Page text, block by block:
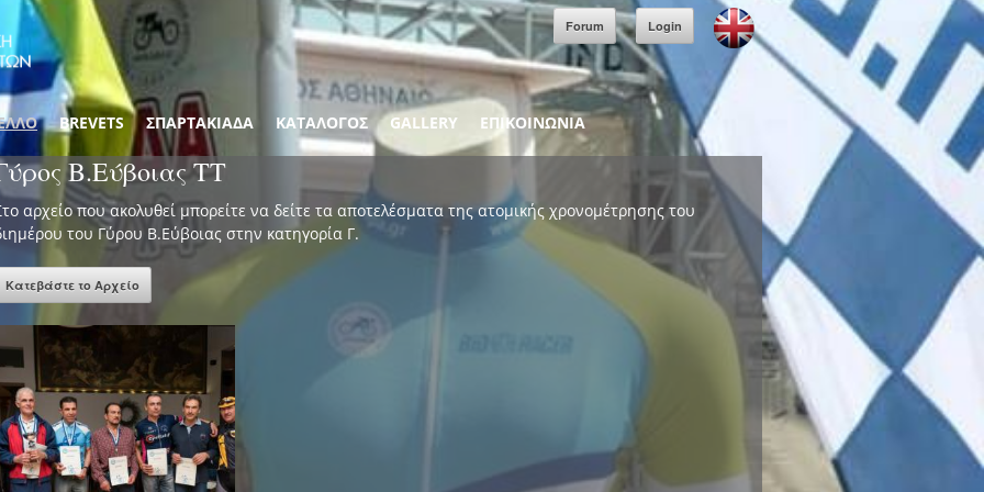
Forum Login
BREVETS ΣΠΑΡΤΑΚΙΑΔΑ ΚΑΤΑΛΟΓΟΣ GALLERY ΕΠΙΚΟΙΝΩΝΙΑ
Β.Εύβοιας ΤΤ
αρχείο που ακολυθεί μπορείτε να δείτε τα αποτελέσματα της ατομικής χρονομέτρησης του
του Γύρου Β.Εύβοιας στην κατηγορία Γ.
Κατεβάστε το Αρχείο